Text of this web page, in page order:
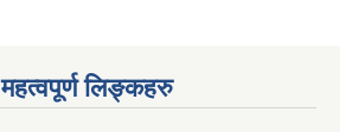
महत्वपूर्ण लिङ्कहरु